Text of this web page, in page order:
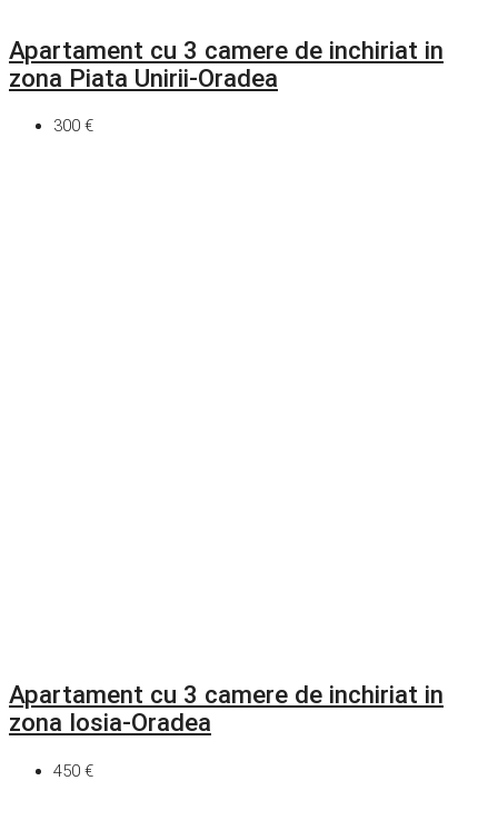
Apartament cu 3 camere de inchiriat in
zona Piata Unirii-Oradea
300 €
Apartament cu 3 camere de inchiriat in
zona Iosia-Oradea
450 €